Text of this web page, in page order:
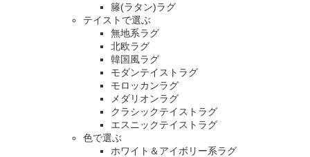
籐(ラタン)ラグ
テイストで選ぶ
無地系ラグ
北欧ラグ
韓国風ラグ
モダンテイストラグ
モロッカンラグ
メダリオンラグ
クラシックテイストラグ
エスニックテイストラグ
色で選ぶ
ホワイト＆アイボリー系ラグ